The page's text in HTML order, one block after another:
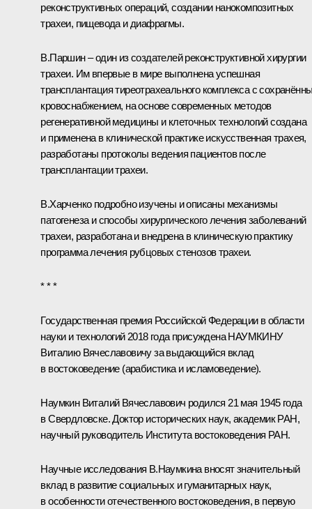
реконструктивных операций, создании нанокомпозитных
трахеи, пищевода и диафрагмы.
В.Паршин – один из создателей реконструктивной хирургии
трахеи. Им впервые в мире выполнена успешная
трансплантация тиреотрахеального комплекса с
кровоснабжением, на основе современных методов
регенеративной медицины и клеточных технологий создана
и применена в клинической практике искусственная трахея,
разработаны протоколы ведения пациентов после
трансплантации трахеи.
В.Харченко подробно изучены и описаны механизмы
патогенеза и способы хирургического лечения заболеваний
трахеи, разработана и внедрена в клиническую практику
программа лечения рубцовых стенозов трахеи.
* * *
Государственная премия Российской Федерации в области
науки и технологий 2018 года присуждена НАУМКИНУ
Виталию Вячеславовичу за выдающийся вклад
в востоковедение (арабистика и исламоведение).
Наумкин Виталий Вячеславович родился 21 мая 1945 года
в Свердловске. Доктор исторических наук, академик РАН,
научный руководитель Института востоковедения РАН.
Научные исследования В.Наумкина вносят значительный
вклад в развитие социальных и гуманитарных наук,
в особенности отечественного востоковедения, в первую